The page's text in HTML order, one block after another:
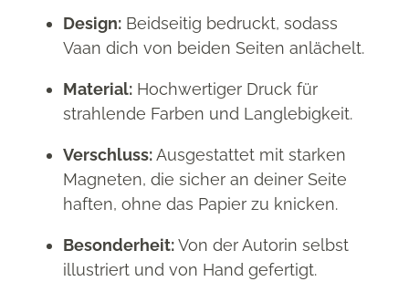
Design: Beidseitig bedruckt, sodass
Vaan dich von beiden Seiten anlächelt.
Material: Hochwertiger Druck für
strahlende Farben und Langlebigkeit.
Verschluss:Ausgestattet mit starken
Magneten, die sicher an deiner Seite
haften, ohne das Papier zu knicken.
Besonderheit:Von der Autorin selbst
illustriert und von Hand gefertigt.